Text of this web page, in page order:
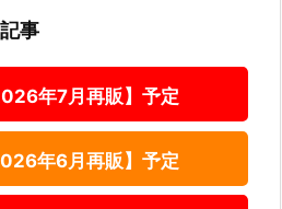
事
年7月再販】予定
年6月再販】予定